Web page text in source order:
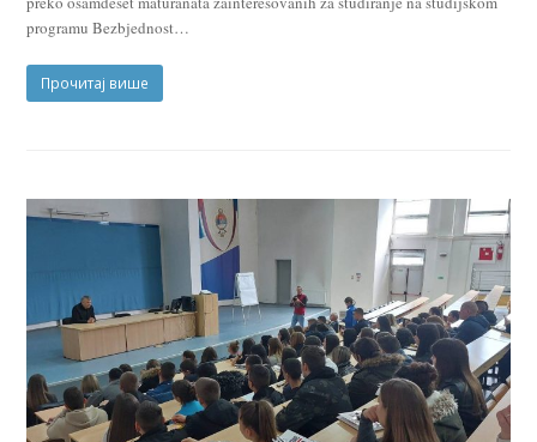
programu Bezbjednost…
Прочитај више